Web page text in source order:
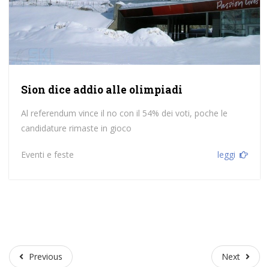
Sion dice addio alle olimpiadi
Al referendum vince il no con il 54% dei voti, poche le
candidature rimaste in gioco
Eventi e feste leggi
PreviousPrevious Next Next